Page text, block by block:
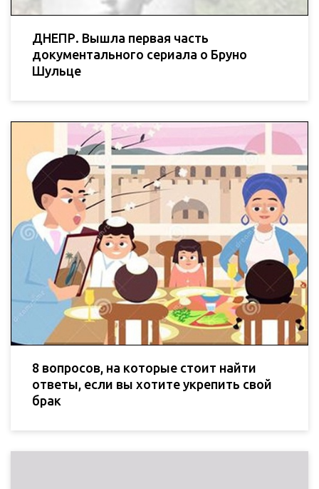
ДНЕПР. Вышла первая часть
документального сериала о Бруно
Шульце
8 вопросов, на которые стоит найти
ответы, если вы хотите укрепить свой
брак